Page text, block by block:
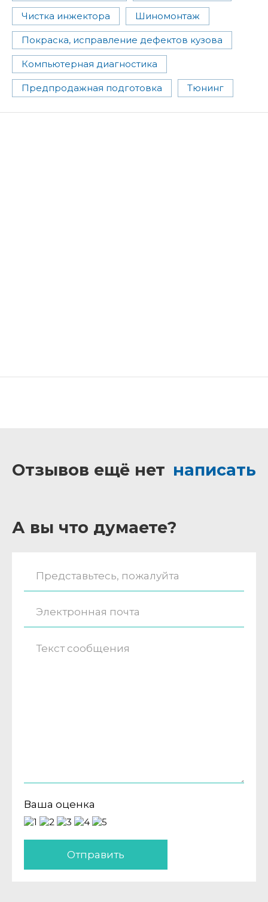
Чистка инжектора Шиномонтаж
Покраска, исправление дефектов кузова
Компьютерная диагностика
Предпродажная подготовка Тюнинг
Отзывов ещё нет написать
А вы что думаете?
Ваша оценка
Отправить